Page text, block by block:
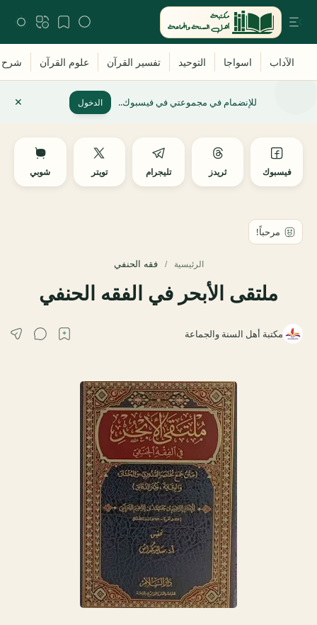
للإنضمام في مجموعتي في فيسبوك.. الدخول
فيسبوك ثريدز تليجرام تويتر شوبي
الرئيسية فقه الحنفي
ملتقى الأبحر في الفقه الحنفي